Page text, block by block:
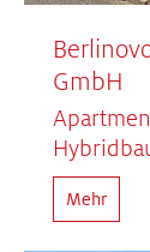
GmbH
Mehr